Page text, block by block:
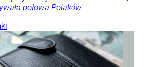
połowa Polaków.